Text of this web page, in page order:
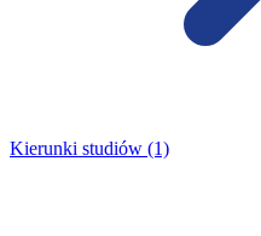
Kierunki studiów (1)